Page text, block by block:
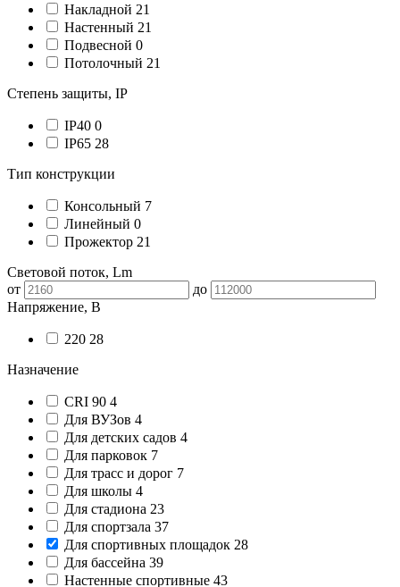
Накладной 21
Настенный 21
Подвесной 0
Потолочный 21
Степень защиты, IP
IP40 0
IP65 28
Тип конструкции
Консольный 7
Линейный 0
Прожектор 21
Световой поток, Lm
от
до
Напряжение, В
220 28
Назначение
CRI 90 4
Для ВУЗов 4
Для детских садов 4
Для парковок 7
Для трасс и дорог 7
Для школы 4
Для стадиона 23
Для спортзала 37
Для спортивных площадок 28
Для бассейна 39
Настенные спортивные 43